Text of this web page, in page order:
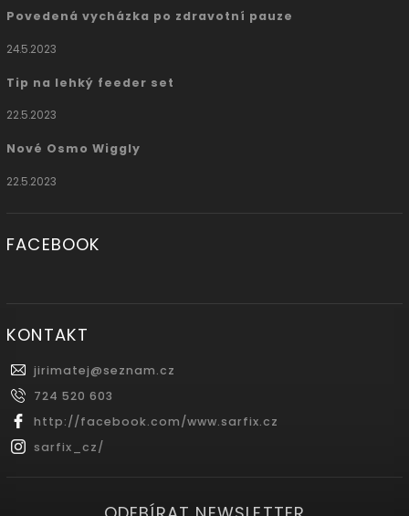
Povedená vycházka po zdravotní pauze
24.5.2023
Tip na lehký feeder set
22.5.2023
Nové Osmo Wiggly
22.5.2023
FACEBOOK
KONTAKT
jirimatej@seznam.cz
724 520 603
http://facebook.com/www.sarfix.cz
sarfix_cz/